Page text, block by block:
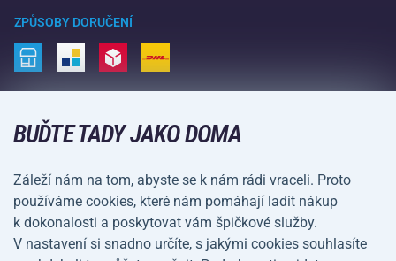
Volný čas a zábava
Kemping a turistika
Bojové sporty
Kola a koloběžky
Vodní sporty
Sportovní oblečení a doplňky
Vrácení a reklamace
Doprava a platba
ZPŮSOBY DORUČENÍ
BUĎTE TADY JAKO DOMA
Záleží nám na tom, abyste se k nám rádi vraceli. Proto
používáme cookies, které nám pomáhají ladit nákup
k dokonalosti a poskytovat vám špičkové služby.
V nastavení si snadno určíte, s jakými cookies souhlasíte